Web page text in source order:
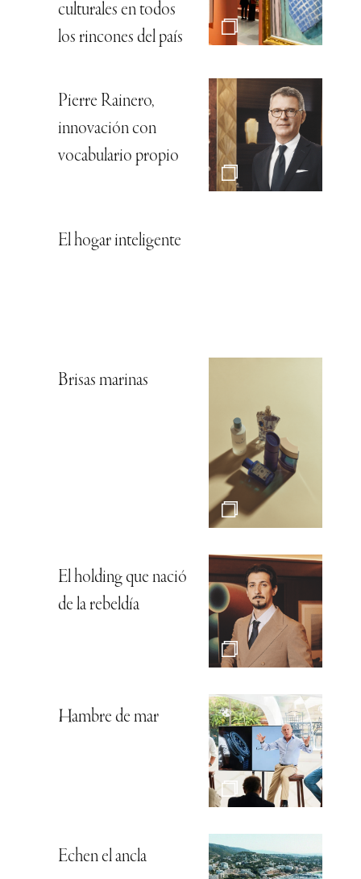
culturales en todos
los rincones del país
Pierre Rainero,
innovación con
vocabulario propio
El hogar inteligente
Brisas marinas
El holding que nació
de la rebeldía
Hambre de mar
Echen el ancla